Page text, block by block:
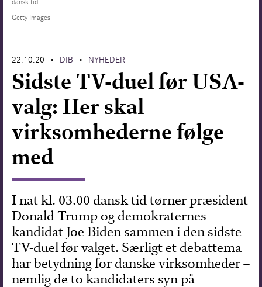
Forskning
Getty Images
22.10.20 • DIB • NYHEDER
Sidste TV-duel før USA-
valg: Her skal
virksomhederne følge
med
I nat kl. 03.00 dansk tid tørner præsident
Donald Trump og demokraternes
kandidat Joe Biden sammen i den sidste
TV-duel før valget. Særligt et debattema
har betydning for danske virksomheder –
nemlig de to kandidaters syn på